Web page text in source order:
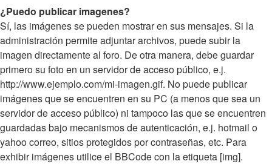
¿Puedo publicar imagenes?
Sí, las imágenes se pueden mostrar en sus mensajes. Si la
administración permite adjuntar archivos, puede subir la
imagen directamente al foro. De otra manera, debe guardar
primero su foto en un servidor de acceso público, e.j.
http://www.ejemplo.com/mi-imagen.gif. No puede publicar
imágenes que se encuentren en su PC (a menos que sea un
servidor de acceso público) ni tampoco las que se encuentren
guardadas bajo mecanismos de autenticación, e.j. hotmail o
yahoo correo, sitios protegidos por contraseñas, etc. Para
exhibir imágenes utilice el BBCode con la etiqueta [img].